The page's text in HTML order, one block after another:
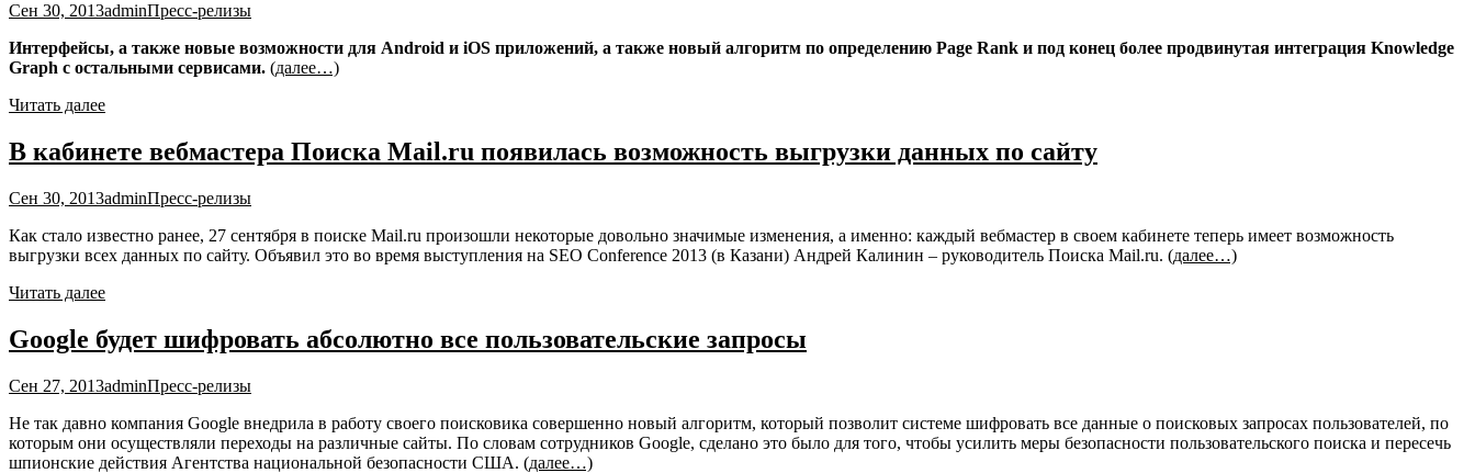
Сен 30, 2013adminПресс-релизы
Интерфейсы, а также новые возможности для Android и iOS приложений, а также новый алгоритм по определению Page Rank и под конец более продвинутая интеграция Knowledge
Graph с остальными сервисами. (далее…)
Читать далее
В кабинете вебмастера Поиска Mail.ru появилась возможность выгрузки данных по сайту
Сен 30, 2013adminПресс-релизы
Как стало известно ранее, 27 сентября в поиске Mail.ru произошли некоторые довольно значимые изменения, а именно: каждый вебмастер в своем кабинете теперь имеет возможность
выгрузки всех данных по сайту. Объявил это во время выступления на SEO Conference 2013 (в Казани) Андрей Калинин – руководитель Поиска Mail.ru. (далее…)
Читать далее
Google будет шифровать абсолютно все пользовательские запросы
Сен 27, 2013adminПресс-релизы
Не так давно компания Google внедрила в работу своего поисковика совершенно новый алгоритм, который позволит системе шифровать все данные о поисковых запросах пользователей, по
которым они осуществляли переходы на различные сайты. По словам сотрудников Google, сделано это было для того, чтобы усилить меры безопасности пользовательского поиска и пересечь
шпионские действия Агентства национальной безопасности США. (далее…)